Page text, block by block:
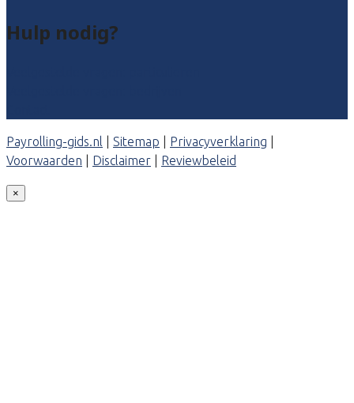
Hulp nodig?
Payrolling-gids.nl Sitemap Privacyverklaring
Voorwaarden
Disclaimer Reviewbeleid
×